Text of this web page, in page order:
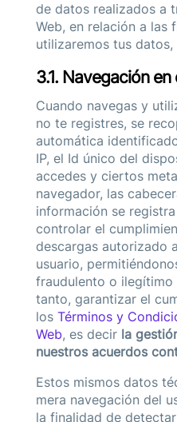
de datos realizados a
Web, en relación a las
utilizaremos tus datos,
3.1. Navegación en
Cuando navegas y
no te registres, se
automática
IP, el Id único del
accedes y ciertos
navegador, las
información se
controlar el
descargas autorizado
usuario,
fraudulento o ilegítimo
tanto, garantizar el
los Términos y
Web, es decir la
nuestros acuerdos
Estos mismos datos
mera navegación del
la finalidad de